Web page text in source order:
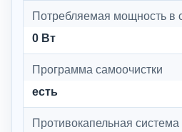
Потребляемая мощность
0 Вт
Программа самоочистки
есть
Противокапельная система